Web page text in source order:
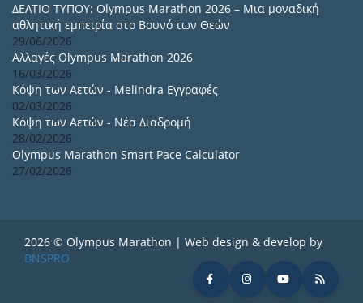
ΔΕΛΤΙΟ ΤΥΠΟΥ: Olympus Marathon 2026 – Μια μοναδική
αθλητική εμπειρία στο Βουνό των Θεών
29/06/2026
Αλλαγές Olympus Marathon 2026
16/03/2026
Κόψη των Αετών - Melindra Εγγραφές
02/03/2026
Κόψη των Αετών - Νέα Διαδρομή
28/02/2026
Olympus Marathon Smart Pace Calculator
27/02/2026
2026 © Olympus Marathon | Web design & develop by
BNSPRO